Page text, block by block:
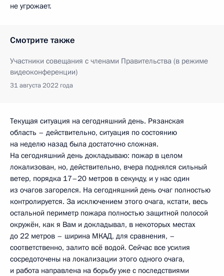
не угрожает.
Смотрите также
Участники совещания с членами Правительства (в режиме
видеоконференции)
31 августа 2022 года
Текущая ситуация на сегодняшний день. Рязанская
область – действительно, ситуация по состоянию
на неделю назад была достаточно сложная.
На сегодняшний день докладываю: пожар в целом
локализован, но, действительно, вчера поднялся сильный
ветер, порядка 17–20 метров в секунду, и у нас один
из очагов загорелся. На сегодняшний день очаг полностью
контролируется. За исключением этого очага, кстати, весь
остальной периметр пожара полностью защитной полосой
окружён, как я Вам и докладывал, в некоторых местах
до 22 метров – ширина МКАД, для сравнения, –
соответственно, залито всё водой. Сейчас все усилия
сосредоточены на локализации этого одного очага,
и работа направлена на борьбу уже с последствиями